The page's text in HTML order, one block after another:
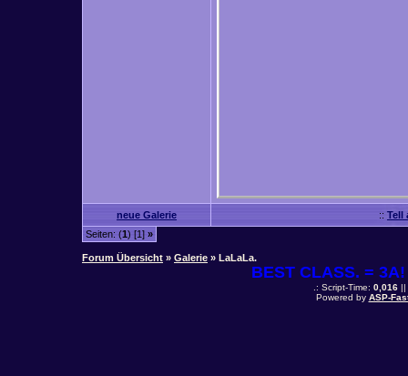
neue Galerie :: Tell
Seiten: (1) [1] »
Forum Übersicht » Galerie » LaLaLa.
BEST CLASS. =
.: Script-Time: 0,016 ||
Powered by ASP-